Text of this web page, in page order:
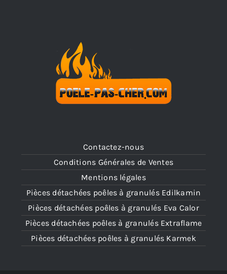
Contactez-nous
Conditions Générales de Ventes
Mentions légales
Pièces détachées poêles à granulés Edilkamin
Pièces détachées poêles à granulés Eva Calor
Pièces détachées poêles à granulés Extraflame
Pièces détachées poêles à granulés Karmek